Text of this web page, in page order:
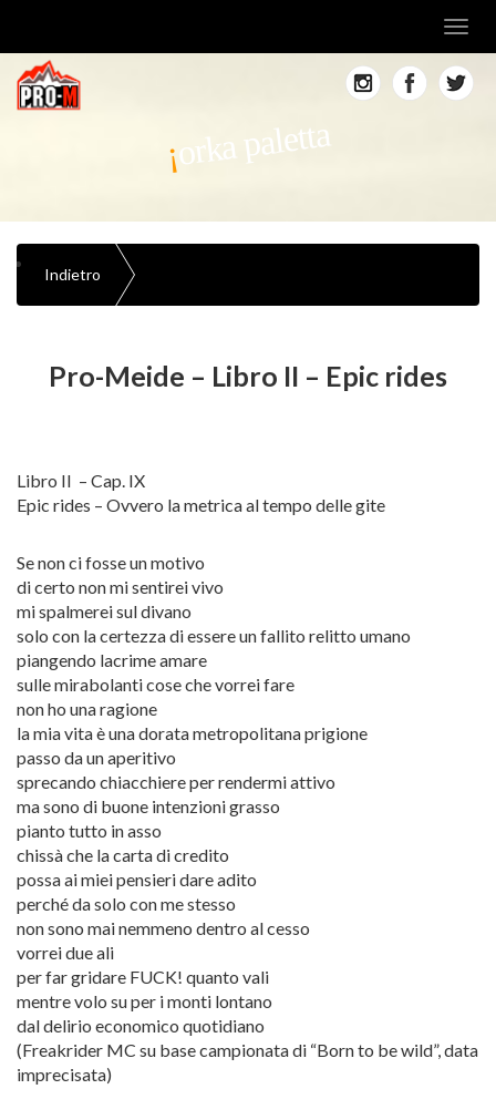
orka paletta
Indietro
Pro-Meide – Libro II – Epic rides
Libro II – Cap. IX
Epic rides – Ovvero la metrica al tempo delle gite
Se non ci fosse un motivo
di certo non mi sentirei vivo
mi spalmerei sul divano
solo con la certezza di essere un fallito relitto umano
piangendo lacrime amare
sulle mirabolanti cose che vorrei fare
non ho una ragione
la mia vita è una dorata metropolitana prigione
passo da un aperitivo
sprecando chiacchiere per rendermi attivo
ma sono di buone intenzioni grasso
pianto tutto in asso
chissà che la carta di credito
possa ai miei pensieri dare adito
perché da solo con me stesso
non sono mai nemmeno dentro al cesso
vorrei due ali
per far gridare FUCK! quanto vali
mentre volo su per i monti lontano
dal delirio economico quotidiano
(Freakrider MC su base campionata di “Born to be wild”, data
imprecisata)